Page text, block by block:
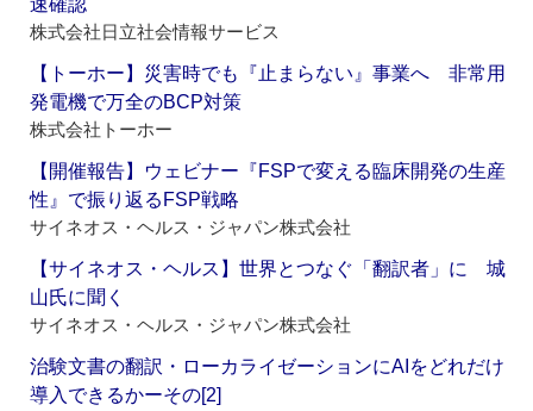
速確認
株式会社日立社会情報サービス
【トーホー】災害時でも『止まらない』事業へ 非常用
発電機で万全のBCP対策
株式会社トーホー
【開催報告】ウェビナー『FSPで変える臨床開発の生産
性』で振り返るFSP戦略
サイネオス・ヘルス・ジャパン株式会社
【サイネオス・ヘルス】世界とつなぐ「翻訳者」に 城
山氏に聞く
サイネオス・ヘルス・ジャパン株式会社
治験文書の翻訳・ローカライゼーションにAIをどれだけ
導入できるかーその[2]